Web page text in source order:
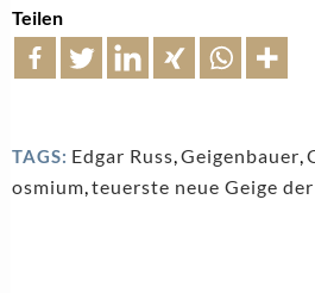
Teilen
TAGS: Edgar Russ,Geigenbauer,
osmium,teuerste neue Geige